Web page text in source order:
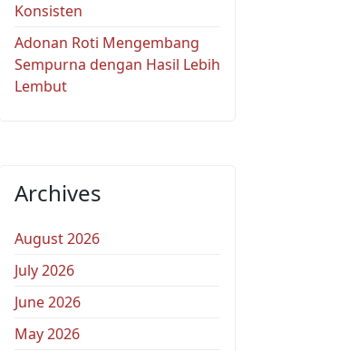
Konsisten
Adonan Roti Mengembang
Sempurna dengan Hasil Lebih
Lembut
Archives
August 2026
July 2026
June 2026
May 2026